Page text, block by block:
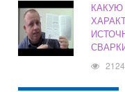
2124